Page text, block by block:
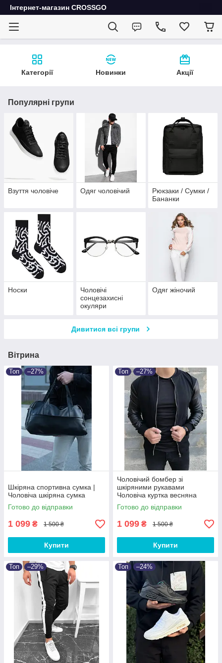
Інтернет-магазин CROSSGO
Категорії Новинки Акції
Популярні групи
Взуття чоловіче Одяг чоловічий
Рюкзаки / Сумки /
Бананки
Носки
Чоловічі
сонцезахисні
окуляри
Одяг жіночий
Дивитися всі групи
Вітрина
Топ –27%
Шкіряна спортивна сумка |
Чоловіча шкіряна сумка
Готово до відправки
1 099 ₴ 1 500 ₴
Купити
Топ –27%
Чоловічий бомбер зі
шкіряними рукавами
Чоловіча куртка весняна
осіння
Готово до відправки
1 099 ₴ 1 500 ₴
Купити
Топ –29% Топ –24%